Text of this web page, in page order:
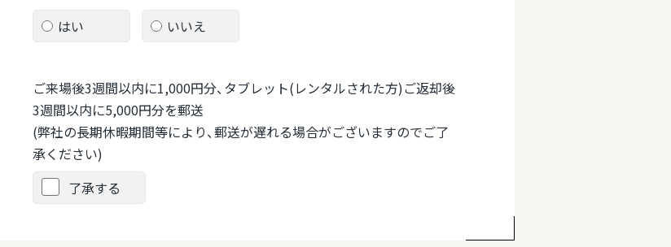
はい いいえ
ご来場後3週間以内に1,000円分、タブレット(レンタルされた方)ご返却後
3週間以内に5,000円分を郵送
(弊社の長期休暇期間等により、郵送が遅れる場合がございますのでご了
承ください)
了承する